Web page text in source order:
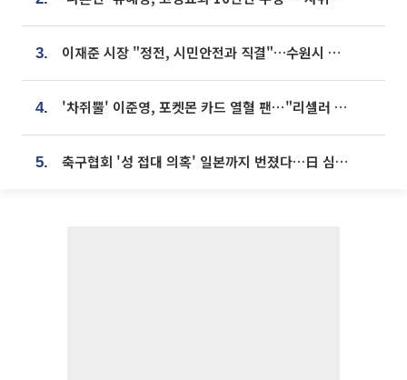
3. 이재준 시장 "정전, 시민안전과 직결"…수원시 비상대응체계 가동
4. '차쥐뿔' 이준영, 포켓몬 카드 열혈 팬⋯"리셀러 처단할 것"
5. 축구협회 '성 접대 의혹' 일본까지 번졌다…日 심판 실명 공개